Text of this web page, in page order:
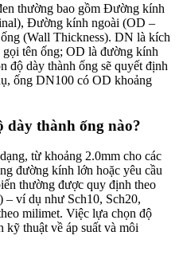
thường bao gồm Đường kính
Đường kính ngoài (OD –
(Wall Thickness). DN là kích
tên ống; OD là đường kính
độ dày thành ống sẽ quyết định
ống DN100 có OD khoảng
dày thành ống nào?
từ khoảng 2.0mm cho các
đường kính lớn hoặc yêu cầu
thường được quy định theo
– ví dụ như Sch10, Sch20,
milimet. Việc lựa chọn độ
kỹ thuật về áp suất và môi